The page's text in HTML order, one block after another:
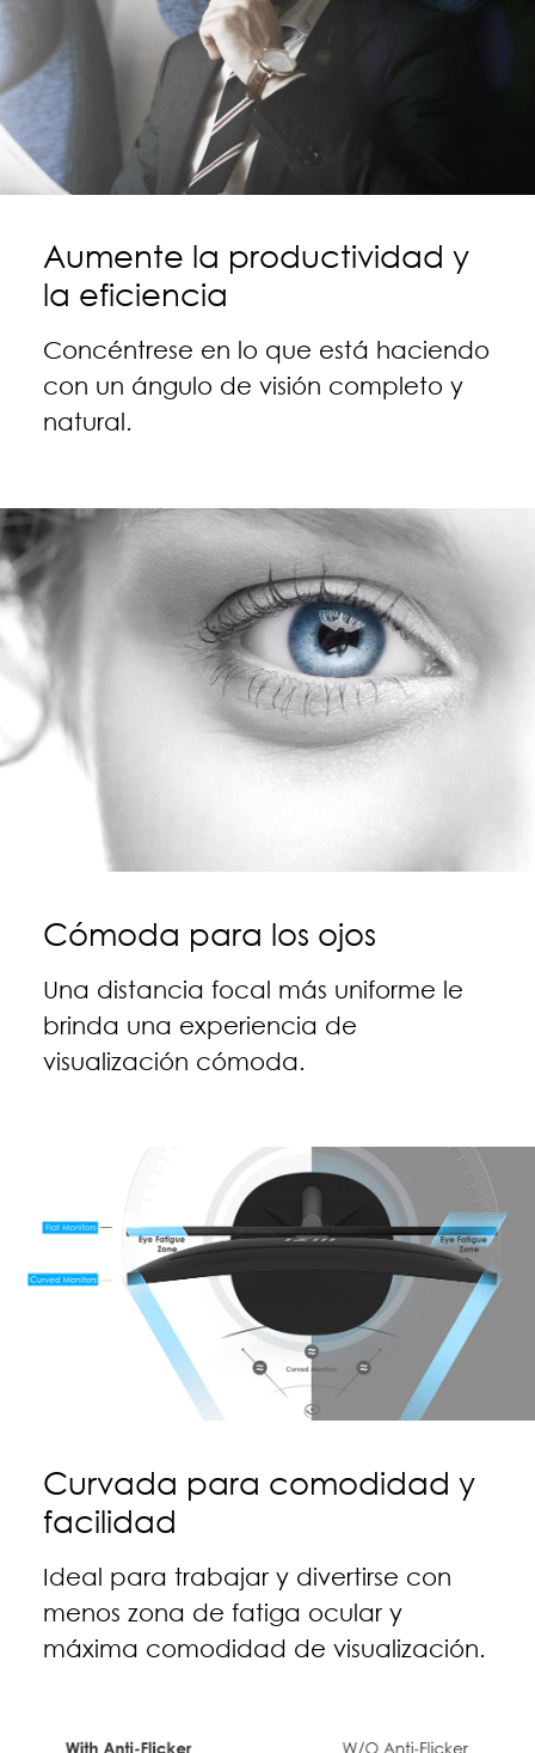
Aumente la productividad y
la eficiencia
Concéntrese en lo que está haciendo
con un ángulo de visión completo y
natural.
Cómoda para los ojos
Una distancia focal más uniforme le
brinda una experiencia de
visualización cómoda.
Curvada para comodidad y
facilidad
Ideal para trabajar y divertirse con
menos zona de fatiga ocular y
máxima comodidad de visualización.